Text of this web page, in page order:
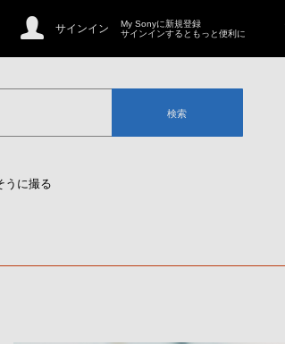
サインイン
My Sonyに新規登録
サインインするともっと便利に
検索
うに撮る